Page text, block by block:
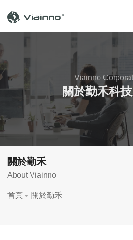
Viainno
關於勤禾科
關於勤禾
About Viainno
首頁 關於勤禾